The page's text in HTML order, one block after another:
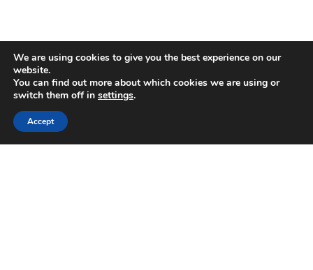
We are using cookies to give you the best experience on our
website.
You can find out more about which cookies we are using or
switch them off in settings.
Accept